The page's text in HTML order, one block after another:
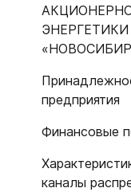
предприятия
Финансовые
каналы